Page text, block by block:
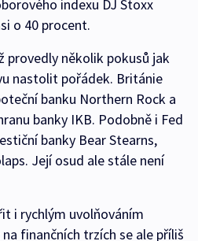
indexu DJ Stoxx
o 40 procent.
provedly několik pokusů jak
nastolit pořádek. Británie
banku Northern Rock a
banky IKB. Podobně i Fed
banky Bear Stearns,
Její osud ale stále není
i rychlým uvolňováním
finančních trzích se ale příliš